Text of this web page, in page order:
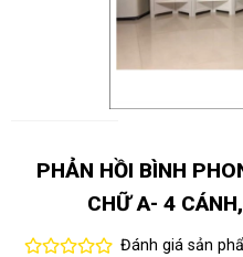
PHẢN HỒI BÌNH
CHỮ A- 4
Đánh giá sản